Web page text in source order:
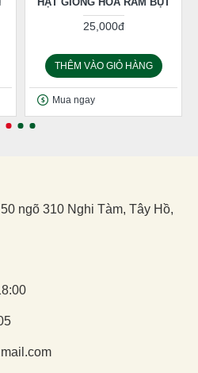
25,000đ
THÊM VÀO GIỎ HÀNG
Mua ngay
ngõ 310 Nghi Tàm, Tây Hồ,